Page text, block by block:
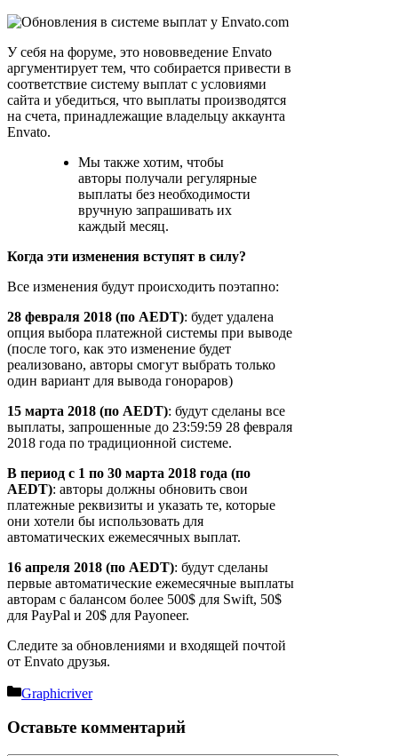
У себя на форуме, это нововведение Envato
аргументирует тем, что собирается привести в
соответствие систему выплат с условиями
сайта и убедиться, что выплаты производятся
на счета, принадлежащие владельцу аккаунта
Envato.
Мы также хотим, чтобы
авторы получали регулярные
выплаты без необходимости
вручную запрашивать их
каждый месяц.
Когда эти изменения вступят в силу?
Все изменения будут происходить поэтапно:
28 февраля 2018 (по AEDT): будет удалена
опция выбора платежной системы при выводе
(после того, как это изменение будет
реализовано, авторы смогут выбрать только
один вариант для вывода гонораров)
15 марта 2018 (по AEDT): будут сделаны все
выплаты, запрошенные до 23:59:59 28 февраля
2018 года по традиционной системе.
В период с 1 по 30 марта 2018 года (по
AEDT): авторы должны обновить свои
платежные реквизиты и указать те, которые
они хотели бы использовать для
автоматических ежемесячных выплат.
16 апреля 2018 (по AEDT): будут сделаны
первые автоматические ежемесячные выплаты
авторам с балансом более 500$ для Swift, 50$
для PayPal и 20$ для Payoneer.
Следите за обновлениями и входящей почтой
от Envato друзья.
Рубрики
Graphicriver
Оставьте комментарий